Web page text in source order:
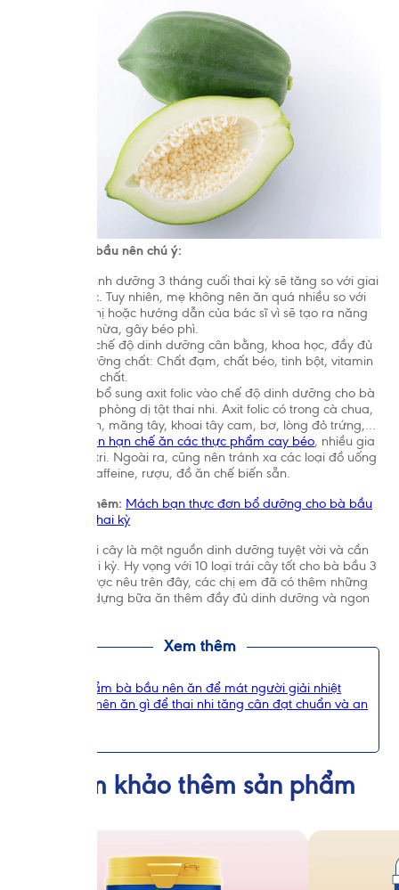
Ngoài ra mẹ bầu nên chú ý:
Nhu cầu dinh dưỡng 3 tháng cuối thai kỳ sẽ tăng so với giai
đoạn trước. Tuy nhiên, mẹ không nên ăn quá nhiều so với
khuyến nghị hoặc hướng dẫn của bác sĩ vì sẽ tạo ra năng
lượng dư thừa, gây béo phì.
Xây dựng chế độ dinh dưỡng cân bằng, khoa học, đầy đủ
4 nhóm dưỡng chất: Chất đạm, chất béo, tinh bột, vitamin
và khoáng chất.
Nên chú ý bổ sung axit folic vào chế độ dinh dưỡng cho bà
bầu để đề phòng dị tật thai nhi. Axit folic có trong cà chua,
súp lơ xanh, măng tây, khoai tây cam, bơ, lòng đỏ trứng,…
Mẹ bầu nên hạn chế ăn các thực phẩm cay béo, nhiều gia
vị, giàu natri. Ngoài ra, cũng nên tránh xa các loại đồ uống
có ga và caffeine, rượu, đồ ăn chế biến sẵn.
>> Tìm hiểu thêm: Mách bạn thực đơn bổ dưỡng cho bà bầu
3 tháng cuối thai kỳ
Có thể nói trái cây là một nguồn dinh dưỡng tuyệt vời và cần
thiết trong thai kỳ. Hy vọng với 10 loại trái cây tốt cho bà bầu 3
tháng cuối được nêu trên đây, các chị em đã có thêm những
gợi ý để xây dựng bữa ăn thêm đầy đủ dinh dưỡng và ngon
Xem thêm
Thực phẩm bà bầu nên ăn để mát người giải nhiệt
Mẹ bầu nên ăn gì để thai nhi tăng cân đạt chuẩn và an
Tham khảo thêm sản phẩm